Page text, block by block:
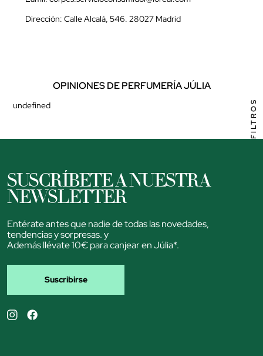
Dirección: Calle Alcalá, 546. 28027 Madrid
OPINIONES DE PERFUMERÍA JÚLIA
undefined
SUSCRÍBETE A NUESTRA
NEWSLETTER
Entérate antes que nadie de todas las novedades,
tendencias y sorpresas. y
Además llévate 10€ para canjear en Júlia*.
Suscribirse
FILTROS